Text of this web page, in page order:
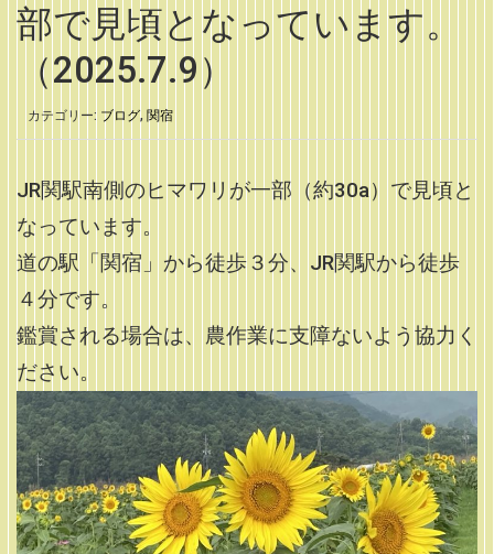
部で見頃となっています。
（2025.7.9）
カテゴリー: ブログ, 関宿
JR関駅南側のヒマワリが一部（約30a）で見頃と
なっています。
道の駅「関宿」から徒歩３分、JR関駅から徒歩
４分です。
鑑賞される場合は、農作業に支障ないよう協力く
ださい。